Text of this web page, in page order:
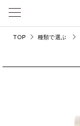
TOP 種類で選ぶ